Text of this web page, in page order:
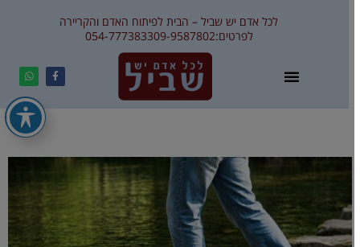
לכל אדם יש שביל – הבית לפיתוח האדם והקריירה
לפרטים:09-9587802
054-7773833